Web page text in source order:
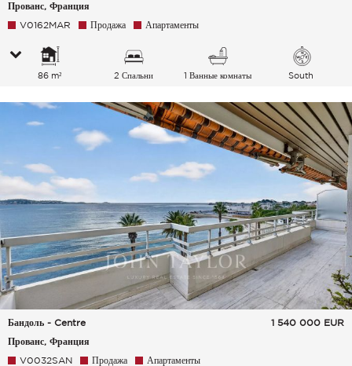
Прованс, Франция
V0162MAR Продажа Апартаменты
86 m² 2 Спальни 1 Ванные комнаты South
Бандоль - Centre
Прованс, Франция
1 540 000 EUR
V0032SAN Продажа Апартаменты